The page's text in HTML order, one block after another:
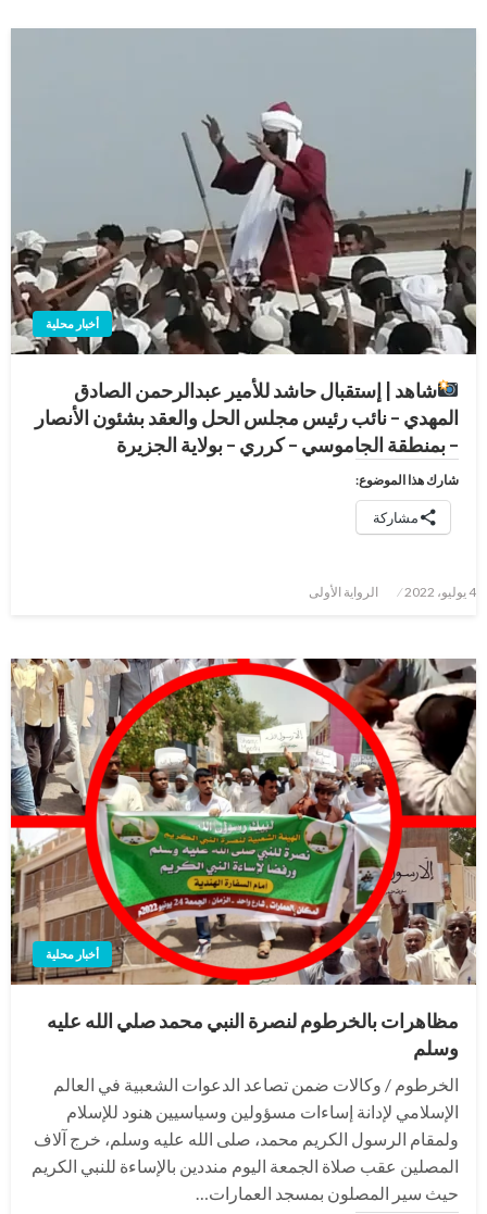
أخبار محلية
شاهد | إستقبال حاشد للأمير عبدالرحمن الصادق
المهدي – نائب رئيس مجلس الحل والعقد بشئون الأنصار
– بمنطقة الجاموسي – كرري – بولاية الجزيرة
شارك هذا الموضوع:
مشاركة
نُشر
4 يوليو، 2022 الرواية الأولى
أخبار محلية
مظاهرات بالخرطوم لنصرة النبي محمد صلي الله عليه
وسلم
الخرطوم / وكالات ضمن تصاعد الدعوات الشعبية في العالم
الإسلامي لإدانة إساءات مسؤولين وسياسيين هنود للإسلام
ولمقام الرسول الكريم محمد، صلى الله عليه وسلم، خرج آلاف
المصلين عقب صلاة الجمعة اليوم منددين بالإساءة للنبي الكريم
حيث سير المصلون بمسجد العمارات…